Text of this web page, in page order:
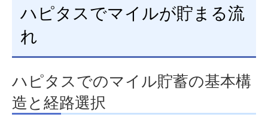
ハピタスでマイルが貯まる流
れ
ハピタスでのマイル貯蓄の基本構
造と経路選択